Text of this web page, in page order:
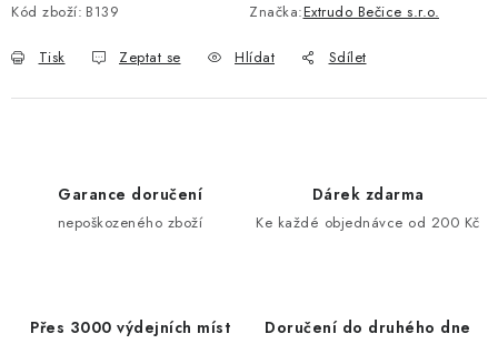
Kód zboží: B139 Značka:Extrudo Bečice s.r.o.
Tisk Zeptat se Hlídat Sdílet
Garance doručení
nepoškozeného zboží
Dárek zdarma
Ke každé objednávce od 200 Kč
Přes 3000 výdejních míst Doručení do druhého dne